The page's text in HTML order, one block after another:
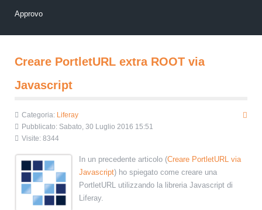
Approvo
Creare PortletURL extra ROOT via
Javascript
Categoria: Liferay
Pubblicato: Sabato, 30 Luglio 2016 15:51
Visite: 8344
In un precedente articolo (Creare PortletURL via
Javascript) ho spiegato come creare una
PortletURL utilizzando la libreria Javascript di
Liferay.